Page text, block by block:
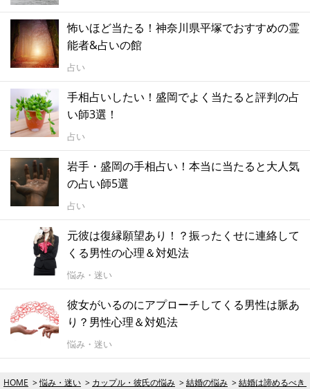
怖いほど当たる！神奈川県平塚でおすすめの霊
能者&占いの館
占い
手相占いしたい！盛岡でよく当たると評判の占
い師3選！
占い
岩手・盛岡の手相占い！本当に当たると大人気
の占い師5選
占い
元彼は復縁願望あり！？振ったくせに連絡して
くる男性の心理＆対処法
悩み・迷い
彼女がいるのにアプローチしてくる男性は脈あ
り？男性心理＆対処法
悩み・迷い
HOME 悩み・迷い カップル・彼氏の悩み 結婚の悩み 結婚は諦めるべき